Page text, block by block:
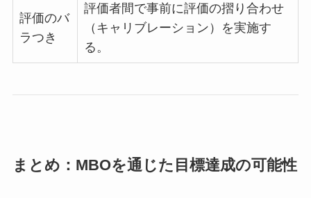
評価のバ
ラつき
評価者間で事前に評価の摺り合わせ
（キャリブレーション）を実施す
る。
まとめ：MBOを通じた目標達成の可能性